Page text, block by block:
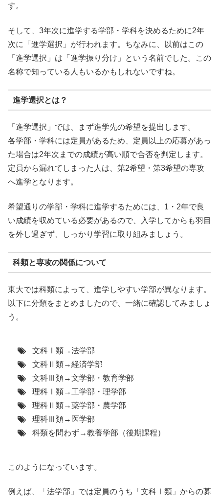
す。
そして、3年次に進学する学部・学科を決めるために2年
次に
「進学選択」 が行われます。ちなみに、以前はこの
「進学選択」は「進学振り分け」という名前でした。この
名称で知っている人もいるかもしれないですね。
進学選択とは？
「進学選択」では、まず進学先の希望を提出します。
各学部・学科には定員があるため、 定員以上の応募があっ
た場合は2年次までの成績が高い順で合否を判定します。
定員から漏れてしまった人は、第2希望・第3希望の専攻
へ進学となります。
希望通りの学部・学科に進学するためには、1・2年で良
い成績を収めている必要があるので、入学してからも羽目
を外し過ぎず、しっかり学習に取り組みましょう。
科類と専攻の関係について
東大では科類によって、進学しやすい学部が異なります。
以下に分類をまとめましたので、一緒に確認してみましょ
う。
文科Ⅰ類→法学部
文科Ⅱ類→経済学部
文科Ⅲ類→文学部・教育学部
理科Ⅰ類→工学部・理学部
理科Ⅱ類→薬学部・農学部
理科Ⅲ類→医学部
科類を問わず→教養学部（後期課程）
このようになっています。
例えば、「法学部」では定員のうち「文科Ⅰ類」からの募